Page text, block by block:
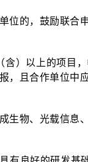
位的，鼓励联合
含）以上的项目
，且合作单位中
生物、光载信息